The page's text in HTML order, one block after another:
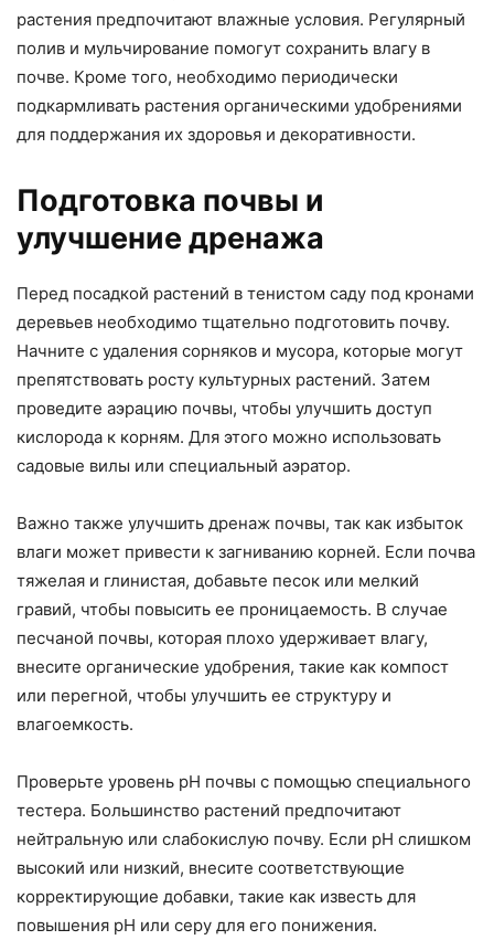
растения предпочитают влажные условия. Регулярный
полив и мульчирование помогут сохранить влагу в
почве. Кроме того, необходимо периодически
подкармливать растения органическими удобрениями
для поддержания их здоровья и декоративности.
Подготовка почвы и
улучшение дренажа
Перед посадкой растений в тенистом саду под кронами
деревьев необходимо тщательно подготовить почву.
Начните с удаления сорняков и мусора, которые могут
препятствовать росту культурных растений. Затем
проведите аэрацию почвы, чтобы улучшить доступ
кислорода к корням. Для этого можно использовать
садовые вилы или специальный аэратор.
Важно также улучшить дренаж почвы, так как избыток
влаги может привести к загниванию корней. Если почва
тяжелая и глинистая, добавьте песок или мелкий
гравий, чтобы повысить ее проницаемость. В случае
песчаной почвы, которая плохо удерживает влагу,
внесите органические удобрения, такие как компост
или перегной, чтобы улучшить ее структуру и
влагоемкость.
Проверьте уровень pH почвы с помощью специального
тестера. Большинство растений предпочитают
нейтральную или слабокислую почву. Если pH слишком
высокий или низкий, внесите соответствующие
корректирующие добавки, такие как известь для
повышения pH или серу для его понижения.